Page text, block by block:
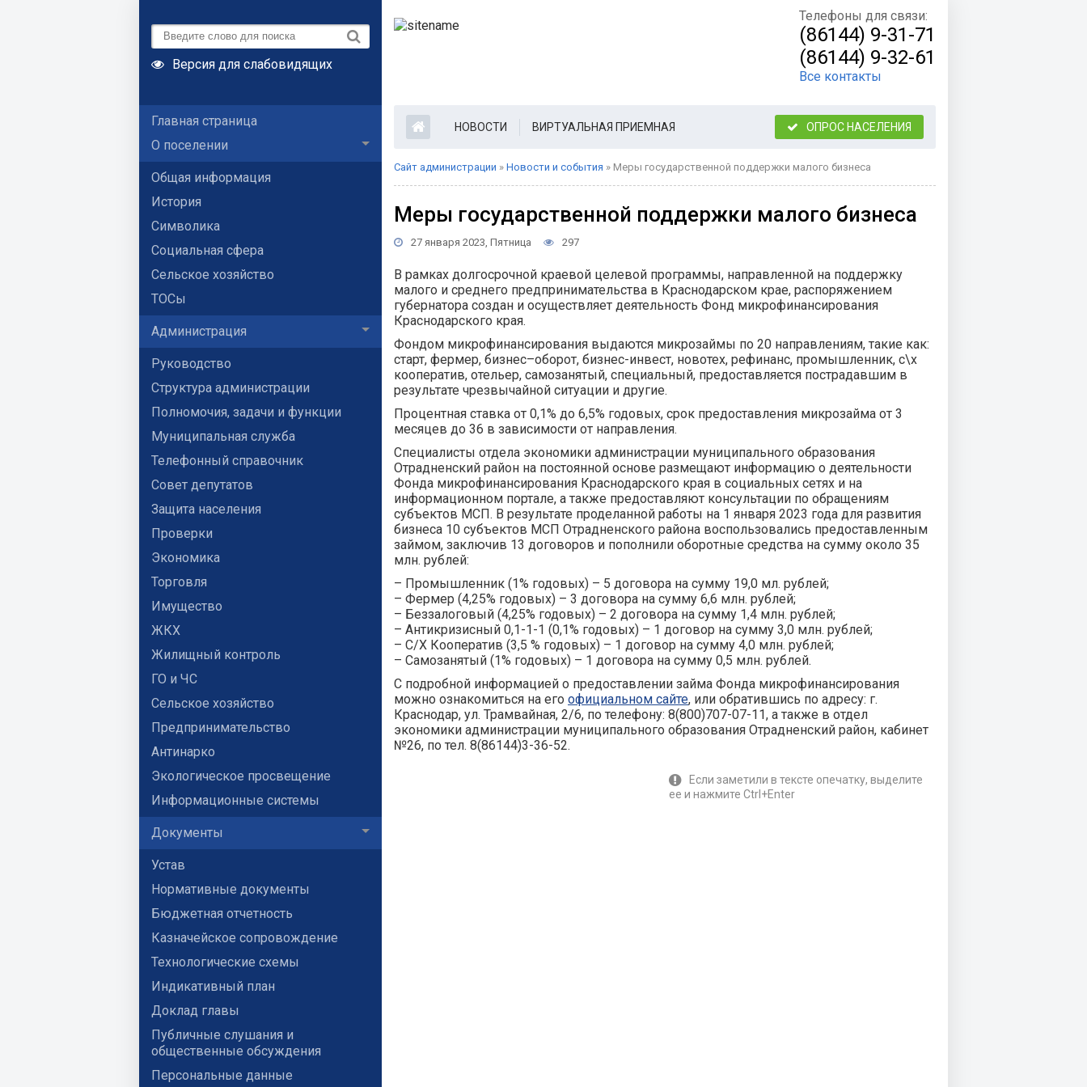
Версия для слабовидящих
Телефоны для связи:
(86144) 9-31-71
(86144) 9-32-61
Все контакты
Главная страница
О поселении
Общая информация
История
Символика
Социальная сфера
Сельское хозяйство
ТОСы
Администрация
Руководство
Структура администрации
Полномочия, задачи и функции
Муниципальная служба
Телефонный справочник
Совет депутатов
Защита населения
Проверки
Экономика
Торговля
Имущество
ЖКХ
Жилищный контроль
ГО и ЧС
Сельское хозяйство
Предпринимательство
Антинарко
Экологическое просвещение
Информационные системы
Документы
Устав
Нормативные документы
Бюджетная отчетность
Казначейское сопровождение
Технологические схемы
Индикативный план
Доклад главы
Публичные слушания и
общественные обсуждения
Персональные данные
НОВОСТИ ВИРТУАЛЬНАЯ ПРИЕМНАЯ ОПРОС НАСЕЛЕНИЯ
Сайт администрации » Новости и события » Меры государственной поддержки малого бизнеса
Меры государственной поддержки малого бизнеса
27 января 2023, Пятница 297
В рамках долгосрочной краевой целевой программы, направленной на поддержку
малого и среднего предпринимательства в Краснодарском крае, распоряжением
губернатора создан и осуществляет деятельность Фонд микрофинансирования
Краснодарского края.
Фондом микрофинансирования выдаются микрозаймы по 20 направлениям, такие как:
старт, фермер, бизнес–оборот, бизнес-инвест, новотех, рефинанс, промышленник, с\х
кооператив, отельер, самозанятый, специальный, предоставляется пострадавшим в
результате чрезвычайной ситуации и другие.
Процентная ставка от 0,1% до 6,5% годовых, срок предоставления микрозайма от 3
месяцев до 36 в зависимости от направления.
Специалисты отдела экономики администрации муниципального образования
Отрадненский район на постоянной основе размещают информацию о деятельности
Фонда микрофинансирования Краснодарского края в социальных сетях и на
информационном портале, а также предоставляют консультации по обращениям
субъектов МСП. В результате проделанной работы на 1 января 2023 года для развития
бизнеса 10 субъектов МСП Отрадненского района воспользовались предоставленным
займом, заключив 13 договоров и пополнили оборотные средства на сумму около 35
млн. рублей:
– Промышленник (1% годовых) – 5 договора на сумму 19,0 мл. рублей;
– Фермер (4,25% годовых) – 3 договора на сумму 6,6 млн. рублей;
– Беззалоговый (4,25% годовых) – 2 договора на сумму 1,4 млн. рублей;
– Антикризисный 0,1-1-1 (0,1% годовых) – 1 договор на сумму 3,0 млн. рублей;
– С/Х Кооператив (3,5 % годовых) – 1 договор на сумму 4,0 млн. рублей;
– Самозанятый (1% годовых) – 1 договора на сумму 0,5 млн. рублей.
С подробной информацией о предоставлении займа Фонда микрофинансирования
можно ознакомиться на его официальном сайте, или обратившись по адресу: г.
Краснодар, ул. Трамвайная, 2/6, по телефону: 8(800)707-07-11, а также в отдел
экономики администрации муниципального образования Отрадненский район, кабинет
№26, по тел. 8(86144)3-36-52.